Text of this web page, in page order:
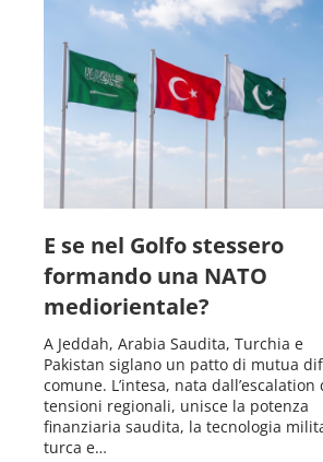
E se nel Golfo stessero
formando una NATO
mediorientale?
A Jeddah, Arabia Saudita, Turchia e
Pakistan siglano un patto di mutua
comune. L’intesa, nata dall’escalation
tensioni regionali, unisce la potenza
finanziaria saudita, la tecnologia
turca e…